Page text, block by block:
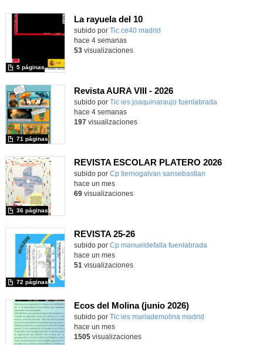
La rayuela del 10
subido por Tic ce40 madrid
5 páginas
hace 4 semanas
53visualizaciones
Revista AURA VIII - 2026
subido por Tic ies joaquinaraujo fuenlabrada
71 páginas
hace 4 semanas
197visualizaciones
REVISTA ESCOLAR PLATERO 2026
Contenido educativo.
subido por Cp tiernogalvan sansebastian
36 páginas
hace un mes
69visualizaciones
REVISTA 25-26
Contenido educativo.
subido por Cp manueldefalla fuenlabrada
72 páginas
hace un mes
51 visualizaciones
Ecos del Molina (junio 2026)
subido por Tic ies mariademolina madrid
hace un mes
1505visualizaciones